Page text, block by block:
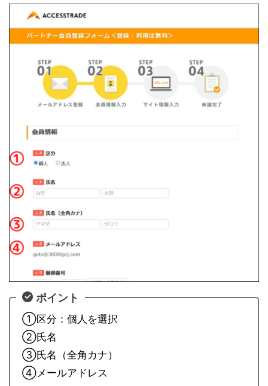
ポイント
①区分：個人を選択
②氏名
③氏名（全角カナ）
④メールアドレス